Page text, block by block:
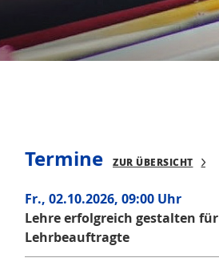
Termine ZUR ÜBERSICHT
Fr., 02.10.2026, 09:00 Uhr
Lehre erfolgreich gestalten für
Lehrbeauftragte